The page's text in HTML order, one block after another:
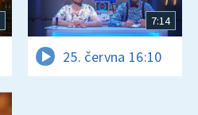
7:14
25. června 16:10